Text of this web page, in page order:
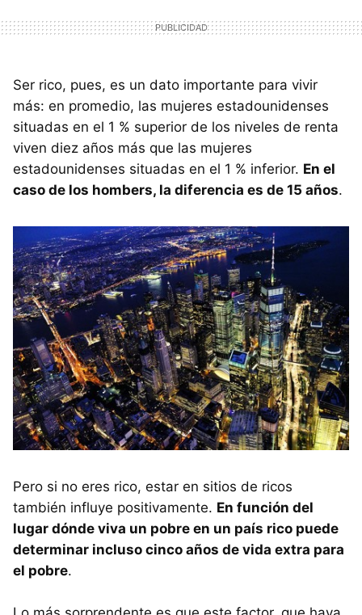
Ser rico, pues, es un dato importante para vivir
más: en promedio, las mujeres estadounidenses
situadas en el 1 % superior de los niveles de renta
viven diez años más que las mujeres
estadounidenses situadas en el 1 % inferior. En el
caso de los hombers, la diferencia es de 15 años.
Pero si no eres rico, estar en sitios de ricos
también influye positivamente. En función del
lugar dónde viva un pobre en un país rico puede
determinar incluso cinco años de vida extra para
el pobre.